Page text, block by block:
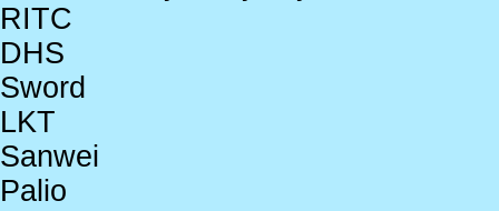
RITC
DHS
Sword
LKT
Sanwei
Palio